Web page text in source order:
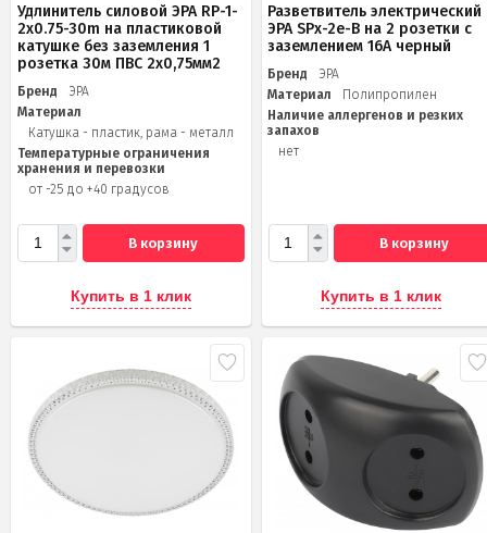
Удлинитель силовой ЭРА RP-1-
2x0.75-30m на пластиковой
катушке без заземления 1
розетка 30м ПВС 2х0,75мм2
Бренд
ЭРА
Материал
Катушка - пластик, рама - металл
Температурные ограничения
хранения и перевозки
от -25 до +40 градусов
В корзину
Купить в 1 клик
Разветвитель электрический
ЭРА SPx-2e-B на 2 розетки с
заземлением 16А черный
Бренд
ЭРА
Материал
Полипропилен
Наличие аллергенов и резких
запахов
нет
В корзину
Купить в 1 клик